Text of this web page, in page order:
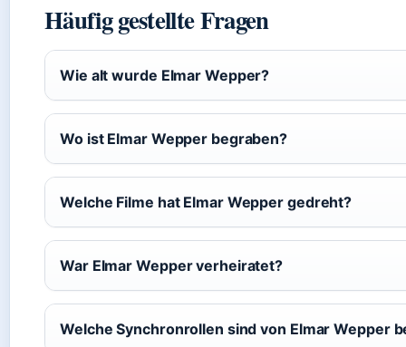
Häufig gestellte Fragen
Wie alt wurde Elmar Wepper?
Wo ist Elmar Wepper begraben?
Welche Filme hat Elmar Wepper gedreht?
War Elmar Wepper verheiratet?
Welche Synchronrollen sind von Elmar Wepper